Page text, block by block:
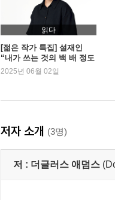
읽다
[젊은 작가 특집] 설재인
“내가 쓰는 것의 백 배 정도
되는 분량을 먼저 읽을 것”​
2025년 06월 02일
저자 소개 (3명)
저 : 더글러스 애덤스